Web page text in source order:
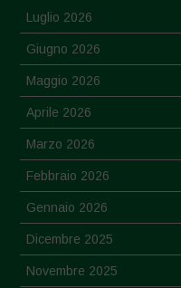
Luglio 2026
Giugno 2026
Maggio 2026
Aprile 2026
Marzo 2026
Febbraio 2026
Gennaio 2026
Dicembre 2025
Novembre 2025